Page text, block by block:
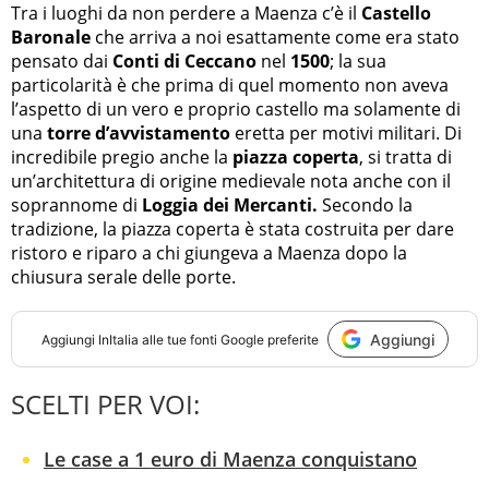
Tra i luoghi da non perdere a Maenza c’è il Castello
Baronale che arriva a noi esattamente come era stato
pensato dai Conti di Ceccano nel 1500; la sua
particolarità è che prima di quel momento non aveva
l’aspetto di un vero e proprio castello ma solamente di
una torre d’avvistamento eretta per motivi militari. Di
incredibile pregio anche la piazza coperta, si tratta di
un’architettura di origine medievale nota anche con il
soprannome di Loggia dei Mercanti. Secondo la
tradizione, la piazza coperta è stata costruita per dare
ristoro e riparo a chi giungeva a Maenza dopo la
chiusura serale delle porte.
Aggiungi InItalia alle tue fonti Google preferite Aggiungi
SCELTI PER VOI:
Le case a 1 euro di Maenza conquistano